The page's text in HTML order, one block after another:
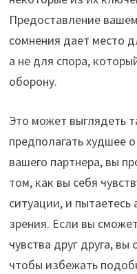
Предоставление
сомнения дает место
а не для спора,
оборону.
Это может выглядеть
предполагать худшее
вашего партнера, вы
том, как вы себя
ситуации, и пытаетесь
зрения. Если вы
чувства друг друга,
чтобы избежать